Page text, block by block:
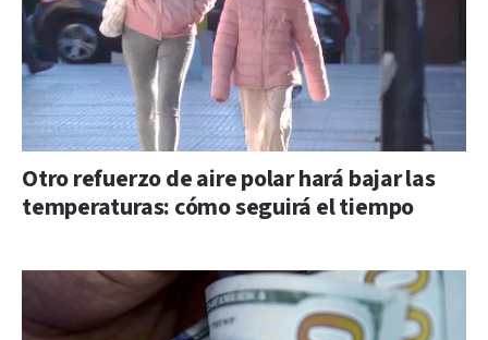
Otro refuerzo de aire polar hará bajar las
temperaturas: cómo seguirá el tiempo